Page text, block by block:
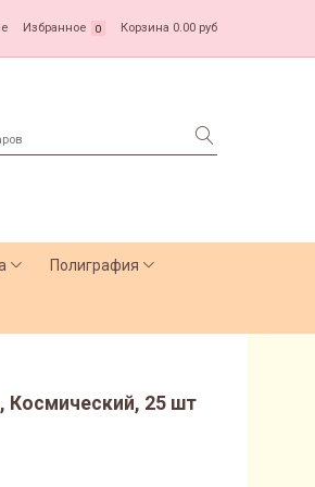
Избранное 0 Корзина 0.00 руб
Полиграфия
Космический, 25 шт